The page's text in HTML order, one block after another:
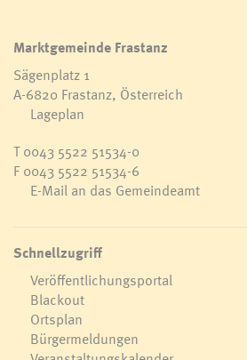
Marktgemeinde Frastanz
Sägenplatz 1
A-6820 Frastanz, Österreich
Lageplan
T0043 5522 51534-0
F 0043 5522 51534-6
E-Mail an das Gemeindeamt
Schnellzugriff
Veröffentlichungsportal
Blackout
Ortsplan
Bürgermeldungen